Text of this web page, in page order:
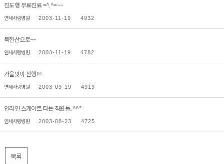
진도행 무료진료 =^.^=~~
연세사랑병원 2003-11-19 4932
북한산으로~~
연세사랑병원 2003-11-19 4782
가을맞이 산행!!!
연세사랑병원 2003-09-19 4919
인라인 스케이트 타는 직원들..^^*
연세사랑병원 2003-08-23 4725
목록